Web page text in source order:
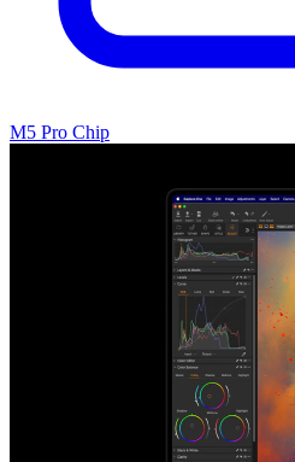
M5 Pro Chip